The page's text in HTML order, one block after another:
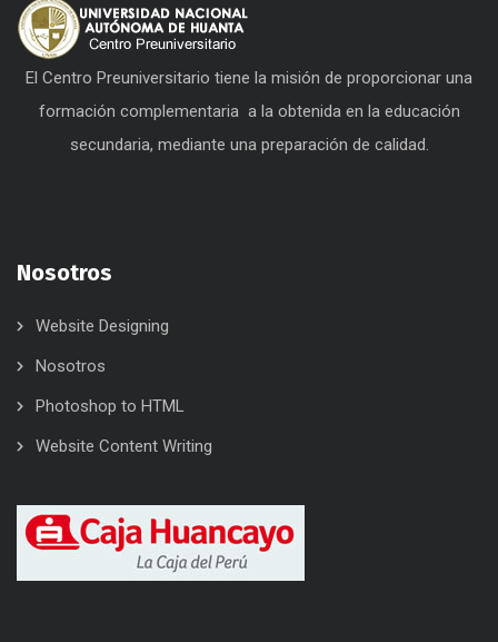
El Centro Preuniversitario tiene la misión de proporcionar una
formación complementaria a la obtenida en la educación
secundaria, mediante una preparación de calidad.
Nosotros
Website Designing
Nosotros
Photoshop to HTML
Website Content Writing